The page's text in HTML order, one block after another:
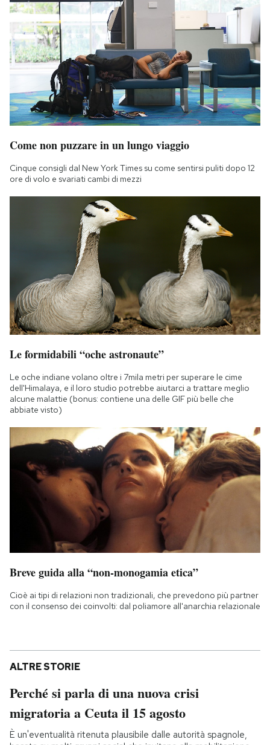
Come non puzzare in un lungo viaggio
Cinque consigli dal New York Times su come sentirsi puliti dopo 12
ore di volo e svariati cambi di mezzi
Le formidabili “oche astronaute”
Le oche indiane volano oltre i 7mila metri per superare le cime
dell'Himalaya, e il loro studio potrebbe aiutarci a trattare meglio
alcune malattie (bonus: contiene una delle GIF più belle che
abbiate visto)
Breve guida alla “non-monogamia etica”
Cioè ai tipi di relazioni non tradizionali, che prevedono più partner
con il consenso dei coinvolti: dal poliamore all'anarchia relazionale
ALTRE STORIE
Perché si parla di una nuova crisi
migratoria a Ceuta il 15 agosto
È un'eventualità ritenuta plausibile dalle autorità spagnole,